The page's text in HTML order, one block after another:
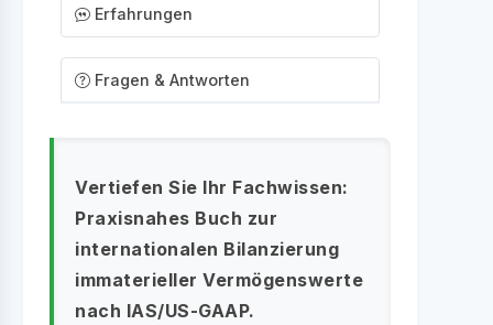
Erfahrungen
Fragen & Antworten
Vertiefen Sie Ihr Fachwissen:
Praxisnahes Buch zur
internationalen Bilanzierung
immaterieller Vermögenswerte
nach IAS/US-GAAP.